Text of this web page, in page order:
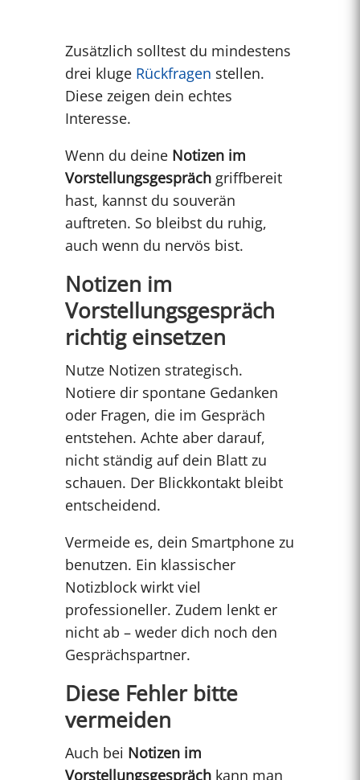
Zusätzlich solltest du mindestens
drei klugeRückfragen stellen.
Diese zeigen dein echtes
Interesse.
Wenn du deine Notizen im
Vorstellungsgesprächgriffbereit
hast, kannst du souverän
auftreten. So bleibst du ruhig,
auch wenn du nervös bist.
Notizen im
Vorstellungsgespräch
richtig einsetzen
Nutze Notizen strategisch.
Notiere dir spontane Gedanken
oder Fragen, die im Gespräch
entstehen. Achte aber darauf,
nicht ständig auf dein Blatt zu
schauen. Der Blickkontakt bleibt
entscheidend.
Vermeide es, dein Smartphone zu
benutzen. Ein klassischer
Notizblock wirkt viel
professioneller. Zudem lenkt er
nicht ab – weder dich noch den
Gesprächspartner.
Diese Fehler bitte
vermeiden
Auch bei Notizen im
Vorstellungsgesprächkann man